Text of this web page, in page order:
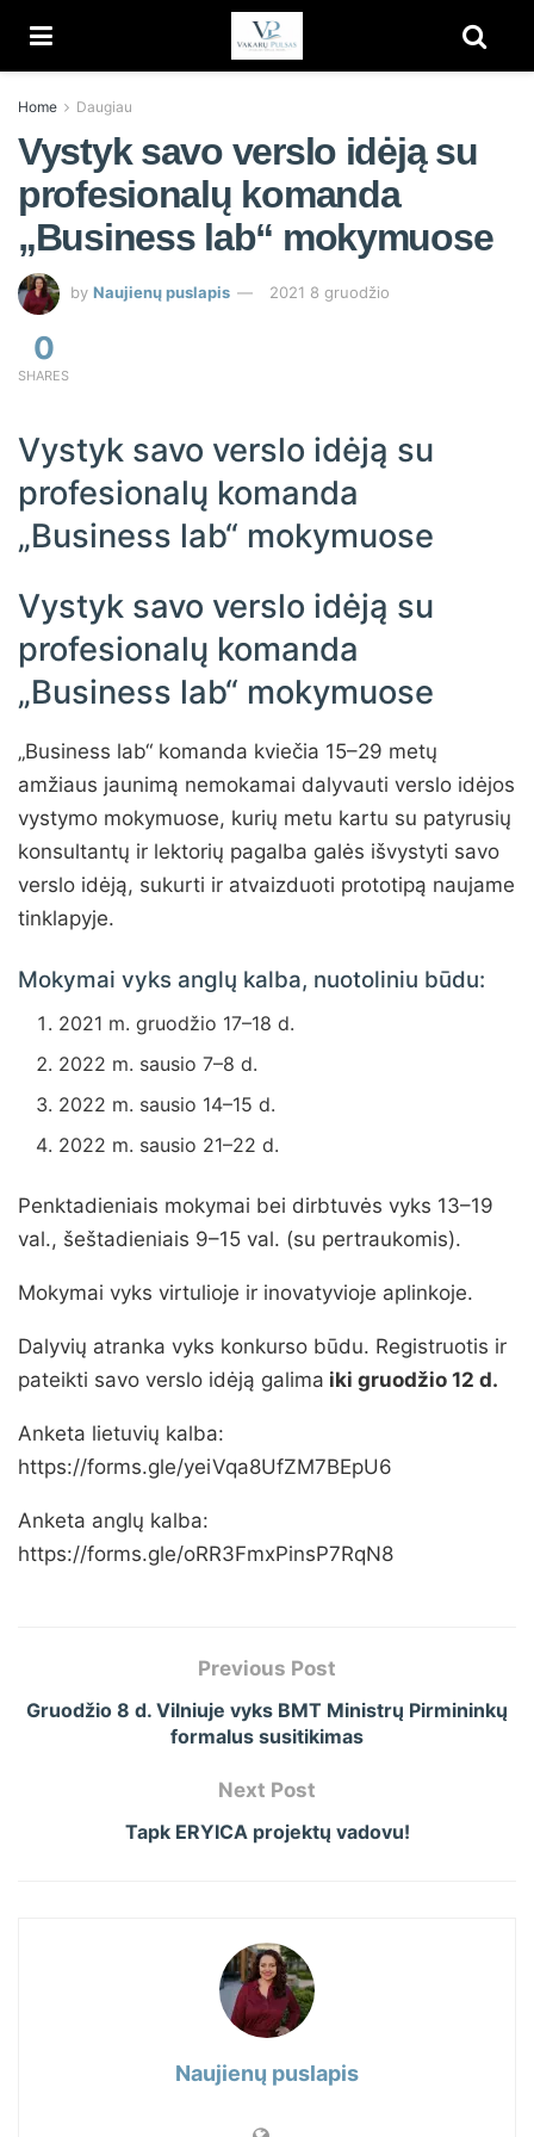
Home Daugiau
Vystyk savo verslo idėją su
profesionalų komanda
„Business lab“ mokymuose
by Naujienų puslapis 2021 8 gruodžio
0
SHARES
Vystyk savo verslo idėją su
profesionalų komanda
„Business lab“ mokymuose
Vystyk savo verslo idėją su
profesionalų komanda
„Business lab“ mokymuose
„Business lab“ komanda kviečia 15–29 metų
amžiaus jaunimą nemokamai dalyvauti verslo idėjos
vystymo mokymuose, kurių metu kartu su patyrusių
konsultantų ir lektorių pagalba galės išvystyti savo
verslo idėją, sukurti ir atvaizduoti prototipą naujame
tinklapyje.
Mokymai vyks anglų kalba, nuotoliniu būdu:
2021 m. gruodžio 17–18 d.
2022 m. sausio 7–8 d.
2022 m. sausio 14–15 d.
2022 m. sausio 21–22 d.
Penktadieniais mokymai bei dirbtuvės vyks 13–19
val., šeštadieniais 9–15 val. (su pertraukomis).
Mokymai vyks virtulioje ir inovatyvioje aplinkoje.
Dalyvių atranka vyks konkurso būdu. Registruotis ir
pateikti savo verslo idėją galima iki gruodžio 12 d.
Anketa lietuvių kalba:
https://forms.gle/yeiVqa8UfZM7BEpU6
Anketa anglų kalba:
https://forms.gle/oRR3FmxPinsP7RqN8
Previous Post
Gruodžio 8 d. Vilniuje vyks BMT Ministrų Pirmininkų
formalus susitikimas
Next Post
Tapk ERYICA projektų vadovu!
Naujienų puslapis